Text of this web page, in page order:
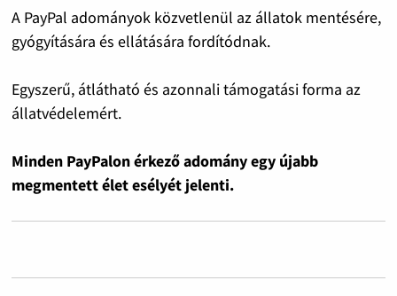
A PayPal adományok közvetlenül az állatok mentésére,
gyógyítására és ellátására fordítódnak.
Egyszerű, átlátható és azonnali támogatási forma az
állatvédelemért.
Minden PayPalon érkező adomány egy újabb
megmentett élet esélyét jelenti.